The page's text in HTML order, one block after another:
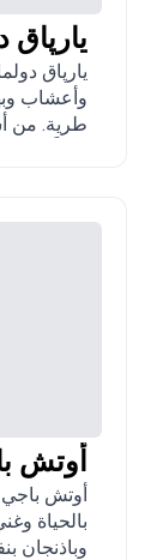
يارپاق
يارپاق
وأعشاب
طرية. من
أوتش
أوتش باجي
بالحياة
وباذنجان